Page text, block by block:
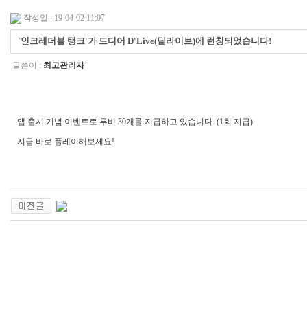
작성일 : 19-04-02 11:07
'인크레더블 탱크'가 드디어 D'Live(딜라이브)에 런칭되었습니다!
글쓴이 : 최고관리자
앱 출시 기념 이벤트로 루비 30개를 지급하고 있습니다. (1회 지급)
지금 바로 플레이해보세요!